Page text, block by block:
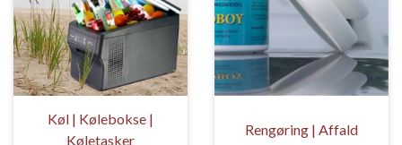
Køl | Kølebokse |
Køletasker
Rengøring | Affald